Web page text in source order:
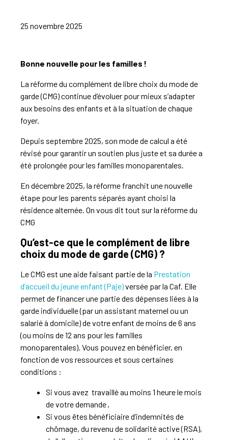
25 novembre 2025
Bonne nouvelle pour les familles !
La réforme du complément de libre choix du mode de
garde (CMG) continue d’évoluer pour mieux s’adapter
aux besoins des enfants et à la situation de chaque
foyer.
Depuis septembre 2025, son mode de calcul a été
révisé pour garantir un soutien plus juste et sa durée a
été prolongée pour les familles monoparentales.
En décembre 2025, la réforme franchit une nouvelle
étape pour les parents séparés ayant choisi la
résidence alternée. On vous dit tout sur la réforme du
CMG
Qu’est-ce que le complément de libre
choix du mode de garde (CMG) ?
Le CMG est une aide faisant partie de la Prestation
d’accueil du jeune enfant (Paje)versée par la Caf. Elle
permet de financer une partie des dépenses liées à la
garde individuelle (par un assistant maternel ou un
salarié à domicile) de votre enfant de moins de 6 ans
(ou moins de 12 ans pour les familles
monoparentales). Vous pouvez en bénéficier, en
fonction de vos ressources et sous certaines
conditions :
Si vous avez travaillé au moins 1 heure le mois
de votre demande ,
Si vous êtes bénéficiaire d’indemnités de
chômage, du revenu de solidarité active (RSA),